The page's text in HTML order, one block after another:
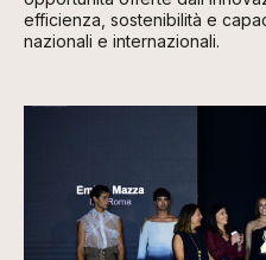
efficienza, sostenibilità e
nazionali e internazionali.